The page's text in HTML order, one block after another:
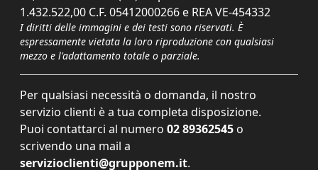
1.432.522,00 C.F. 05412000266 e REA VE-454332
I diritti delle immagini e dei testi sono riservati. È
espressamente vietata la loro riproduzione con qualsiasi
mezzo e l'adattamento totale o parziale.
Per qualsiasi necessità o domanda, il nostro
servizio clienti è a tua completa disposizione.
Puoi contattarci al numero 02 89362545 o
scrivendo una mail a
servizioclienti@grupponem.it.